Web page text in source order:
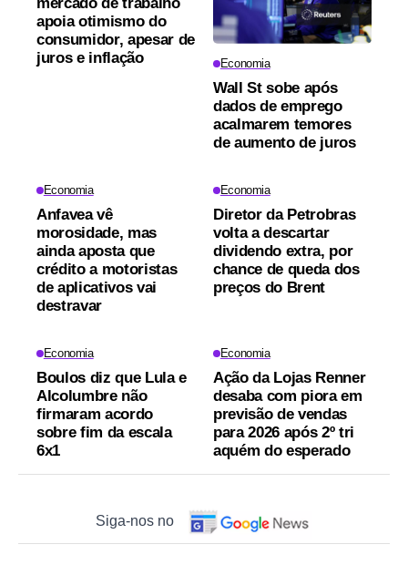
apoia otimismo do
consumidor, apesar de
juros e inflação
Economia
Wall St sobe após
dados de emprego
acalmarem temores
de aumento de juros
Economia
Anfavea vê
morosidade, mas
ainda aposta que
crédito a motoristas
de aplicativos vai
destravar
Economia
Diretor da Petrobras
volta a descartar
dividendo extra, por
chance de queda dos
preços do Brent
Economia
Boulos diz que Lula e
Alcolumbre não
firmaram acordo
sobre fim da escala
6x1
Economia
Ação da Lojas Renner
desaba com piora em
previsão de vendas
para 2026 após 2º tri
aquém do esperado
Siga-nos no